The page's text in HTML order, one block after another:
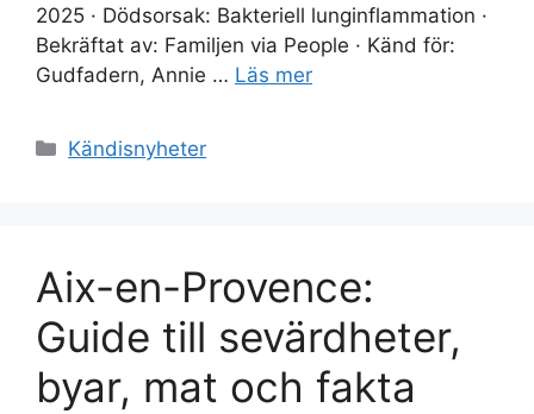
2025 · Dödsorsak: Bakteriell lunginflammation ·
Bekräftat av: Familjen via People · Känd för:
Gudfadern, Annie … Läs mer
Kategorier
Kändisnyheter
Aix-en-Provence:
Guide till sevärdheter,
byar, mat och fakta